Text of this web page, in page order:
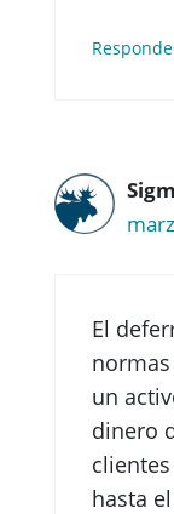
El
un
dinero
hasta